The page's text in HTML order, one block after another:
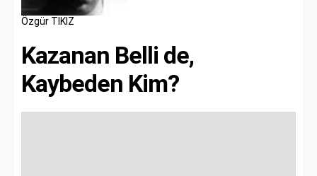
Özgür TIKIZ
Kazanan Belli de,
Kaybeden Kim?